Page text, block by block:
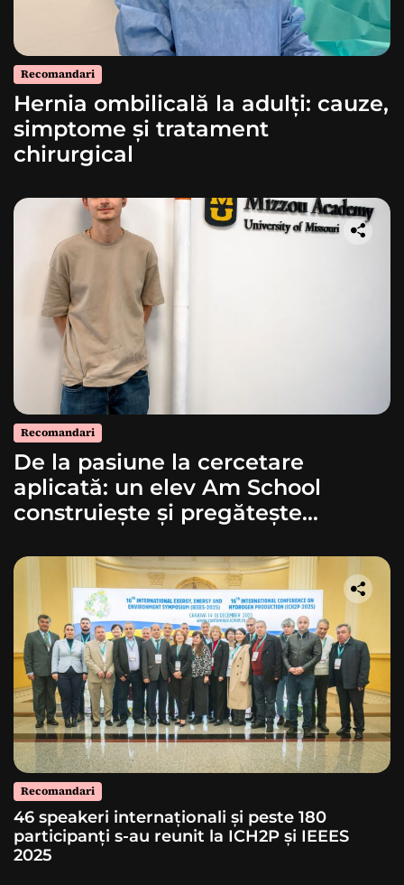
Recomandari
Hernia ombilicală la adulți: cauze,
simptome și tratament
chirurgical
Recomandari
De la pasiune la cercetare
aplicată: un elev Am School
construiește și pregătește
Recomandari
46 speakeri internaționali și peste 180
participanți s-au reunit la ICH2P și IEEES
2025